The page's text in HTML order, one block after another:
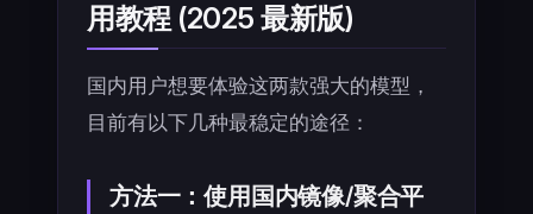
用教程 (2025 最新版)
国内用户想要体验这两款强大的模型，
目前有以下几种最稳定的途径：
方法一：使用国内镜像/聚合平